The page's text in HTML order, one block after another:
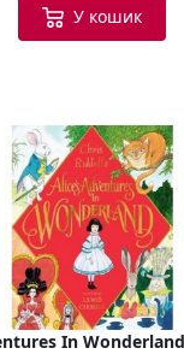
У кошик
In